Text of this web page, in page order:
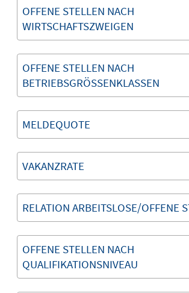
OFFENE STELLEN NACH
WIRTSCHAFTSZWEIGEN
OFFENE STELLEN NACH
BETRIEBSGRÖSSENKLASSEN
MELDEQUOTE
VAKANZRATE
RELATION ARBEITSLOSE/OFFENE
OFFENE STELLEN NACH
QUALIFIKATIONSNIVEAU